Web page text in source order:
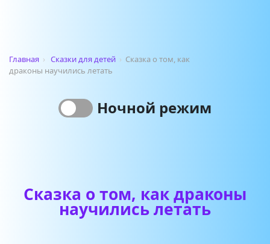
Главная › Сказки для детей › Сказка о том, как
драконы научились летать
Ночной режим
Сказка о том, как драконы
научились летать